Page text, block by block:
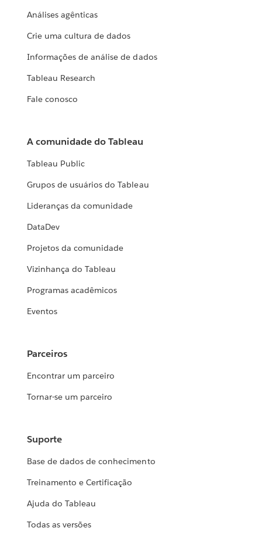
Análises agênticas
Crie uma cultura de dados
Informações de análise de dados
Tableau Research
Fale conosco
A comunidade do Tableau
Tableau Public
Grupos de usuários do Tableau
Lideranças da comunidade
DataDev
Projetos da comunidade
Vizinhança do Tableau
Programas acadêmicos
Eventos
Parceiros
Encontrar um parceiro
Tornar-se um parceiro
Suporte
Base de dados de conhecimento
Treinamento e Certificação
Ajuda do Tableau
Todas as versões